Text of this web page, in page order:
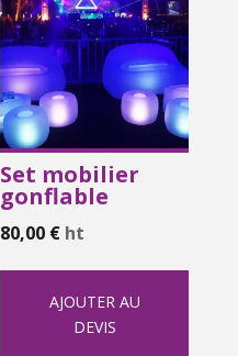
Set mobilier
gonflable
80,00 € ht
AJOUTER AU
DEVIS